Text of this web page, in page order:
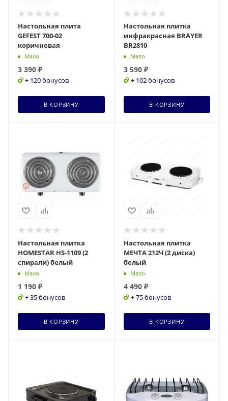
Настольная плита
GEFEST 700-02
коричневая
Мало
3 390 ₽
+ 120 бонусов
В КОРЗИНУ
Настольная плитка
инфракрасная BRAYER
BR2810
Мало
3 590₽
+ 102 бонусов
В КОРЗИНУ
Настольная плитка
HOMESTAR HS-1109 (2
спирали) белый
Мало
1 190 ₽
+ 35 бонусов
В КОРЗИНУ
Настольная плитка
МЕЧТА 212Ч (2 диска)
белый
Мало
4 490₽
+ 75 бонусов
В КОРЗИНУ